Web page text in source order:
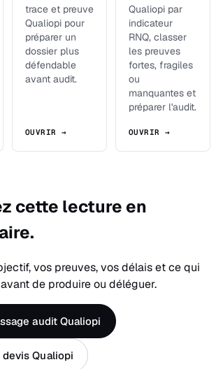
trace et preuve
Qualiopi pour
préparer un
dossier plus
défendable
avant audit.
OUVRIR →
Qualiopi par
indicateur
RNQ, classer
les preuves
fortes, fragiles
ou
manquantes et
préparer l'audit.
OUVRIR →
cette lecture en
vos preuves, vos délais et ce qui
de produire ou déléguer.
audit Qualiopi
Qualiopi